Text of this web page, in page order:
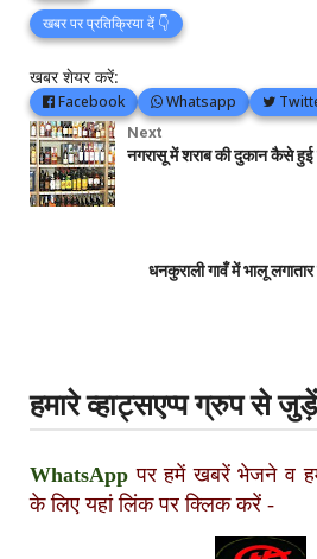
खबर पर प्रतिक्रिया दें 👇
खबर शेयर करें:
Facebook Whatsapp
Next
नगरासू में शराब की दुकान कैसे हुई
धनकुराली गावँ में भालू
हमारे व्हाट्सएप्प ग्रुप से
WhatsApp पर हमें खबरें भेजने व
के लिए यहां लिंक पर क्लिक करें -